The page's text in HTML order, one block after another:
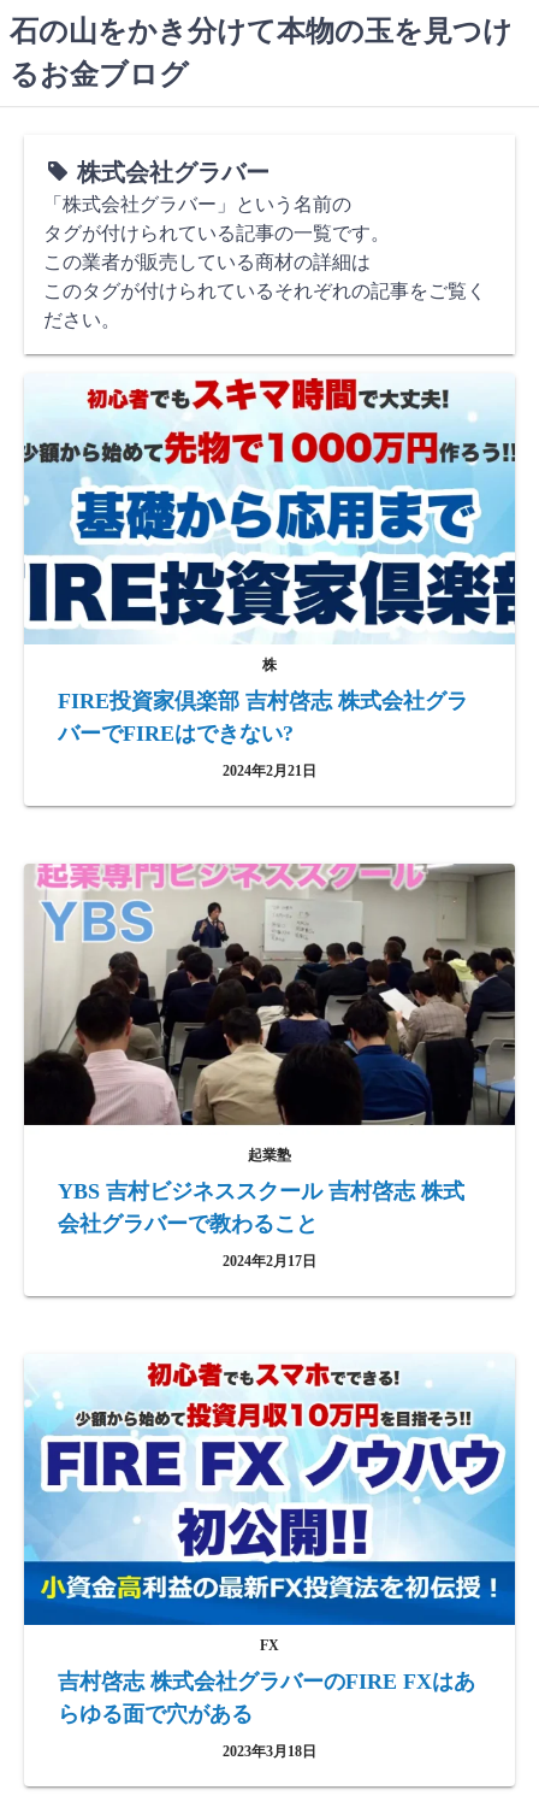
コ
ン
テ
石の山をかき分けて本物の玉を見つけ
るお金ブログ
株式会社グラバー
「株式会社グラバー」という名前の
タグが付けられている記事の一覧です。
この業者が販売している商材の詳細は
このタグが付けられているそれぞれの記事をご覧く
ださい。
株
FIRE投資家倶楽部 吉村啓志 株式会社グラ
バーでFIREはできない?
2024年2月21日
起業塾
YBS 吉村ビジネススクール ​吉村啓志 株式
会社グラバーで教わること
2024年2月17日
FX
吉村啓志 株式会社グラバーのFIRE FXはあ
らゆる面で穴がある
2023年3月18日